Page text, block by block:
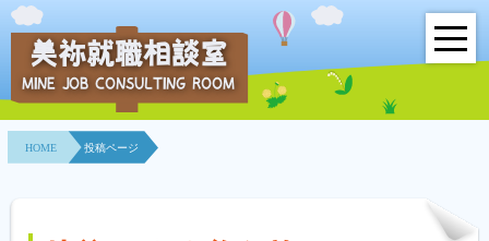
HOME
事業所紹介
美祢就職相談室
MINE JOB CONSULTING ROOM
HOME 投稿ページ